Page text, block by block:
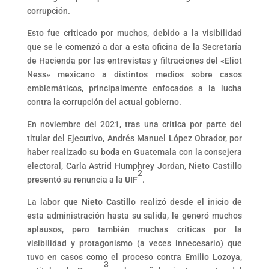
corrupción.
Esto fue criticado por muchos, debido a la visibilidad
que se le comenzó a dar a esta oficina de la Secretaría
de Hacienda por las entrevistas y filtraciones del «Eliot
Ness» mexicano a distintos medios sobre casos
emblemáticos, principalmente enfocados a la lucha
contra la corrupción del actual gobierno.
En noviembre del 2021, tras una crítica por parte del
titular del Ejecutivo, Andrés Manuel López Obrador, por
haber realizado su boda en Guatemala con la consejera
electoral, Carla Astrid Humphrey Jordan, Nieto Castillo
presentó su renuncia a la UIF
2
.
La labor que Nieto Castillo realizó desde el inicio de
esta administración hasta su salida, le generó muchos
aplausos, pero también muchas críticas por la
visibilidad y protagonismo (a veces innecesario) que
tuvo en casos como el proceso contra Emilio Lozoya,
3